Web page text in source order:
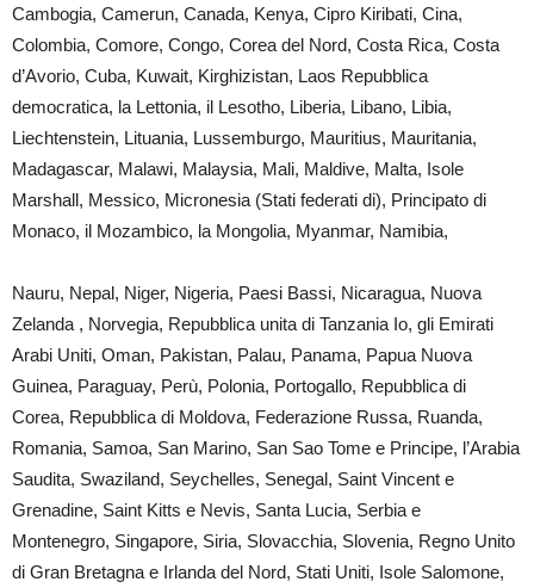
Cambogia, Camerun, Canada, Kenya, Cipro Kiribati, Cina,
Colombia, Comore, Congo, Corea del Nord, Costa Rica, Costa
d’Avorio, Cuba, Kuwait, Kirghizistan, Laos Repubblica
democratica, la Lettonia, il Lesotho, Liberia, Libano, Libia,
Liechtenstein, Lituania, Lussemburgo, Mauritius, Mauritania,
Madagascar, Malawi, Malaysia, Mali, Maldive, Malta, Isole
Marshall, Messico, Micronesia (Stati federati di), Principato di
Monaco, il Mozambico, la Mongolia, Myanmar, Namibia,
Nauru, Nepal, Niger, Nigeria, Paesi Bassi, Nicaragua, Nuova
Zelanda , Norvegia, Repubblica unita di Tanzania Io, gli Emirati
Arabi Uniti, Oman, Pakistan, Palau, Panama, Papua Nuova
Guinea, Paraguay, Perù, Polonia, Portogallo, Repubblica di
Corea, Repubblica di Moldova, Federazione Russa, Ruanda,
Romania, Samoa, San Marino, San Sao Tome e Principe, l’Arabia
Saudita, Swaziland, Seychelles, Senegal, Saint Vincent e
Grenadine, Saint Kitts e Nevis, Santa Lucia, Serbia e
Montenegro, Singapore, Siria, Slovacchia, Slovenia, Regno Unito
di Gran Bretagna e Irlanda del Nord, Stati Uniti, Isole Salomone,